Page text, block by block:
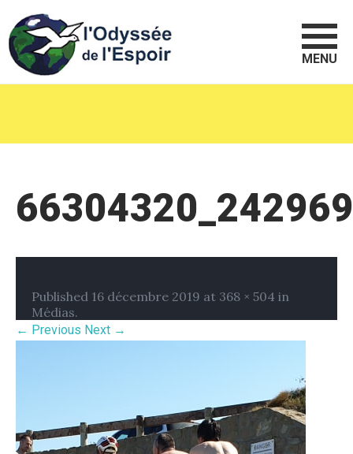
MENU
Published 16 décembre 2019 at 368 × 504 in
Médias.
← Previous Next →